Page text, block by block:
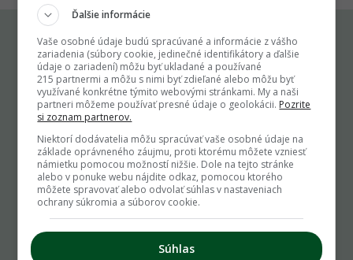
Komu môžeš napísať
info@zahrada.sk
Nahlás chybu
Mám otázku na admina
Užitočné odkazy
Podmienky používania
Cookie pravidlá
Ochrana osobných údajov
Ďalšie informácie
Vaše osobné údaje budú spracúvané a informácie z vášho
zariadenia (súbory cookie, jedinečné identifikátory a ďalšie
údaje o zariadení) môžu byť ukladané a používané
215 partnermi a môžu s nimi byť zdieľané alebo môžu byť
využívané konkrétne týmito webovými stránkami. My a naši
partneri môžeme používať presné údaje o geolokácii. Pozrite
si zoznam partnerov.
Niektorí dodávatelia môžu spracúvať vaše osobné údaje na
základe oprávneného záujmu, proti ktorému môžete vzniesť
námietku pomocou možností nižšie. Dole na tejto stránke
alebo v ponuke webu nájdite odkaz, pomocou ktorého
môžete spravovať alebo odvolať súhlas v nastaveniach
ochrany súkromia a súborov cookie.
Súhlas